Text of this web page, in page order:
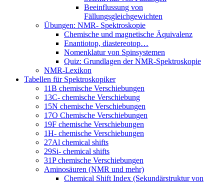
Beeinflussung von
Fällungsgleichgewichten
Übungen: NMR- Spektroskopie
Chemische und magnetische Äquivalenz
Enantiotop, diastereotop…
Nomenklatur von Spinsystemen
Quiz: Grundlagen der NMR-Spektroskopie
NMR-Lexikon
Tabellen für Spektroskopiker
11B chemische Verschiebungen
13C- chemische Verschiebung
15N chemische Verschiebungen
17O Chemische Verschiebungen
19F chemische Verschiebungen
1H- chemische Verschiebungen
27Al chemical shifts
29Si- chemical shifts
31P chemische Verschiebungen
Aminosäuren (NMR und mehr)
Chemical Shift Index (Sekundärstruktur von